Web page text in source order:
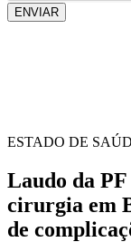
ENVIAR
ESTADO DE
Laudo da PF
cirurgia em
de